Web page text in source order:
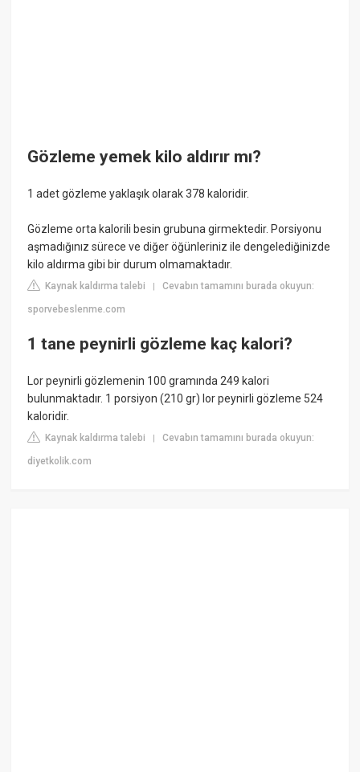
Gözleme yemek kilo aldırır mı?
1 adet gözleme yaklaşık olarak 378 kaloridir.
Gözleme orta kalorili besin grubuna girmektedir. Porsiyonu
aşmadığınız sürece ve diğer öğünleriniz ile dengelediğinizde
kilo aldırma gibi bir durum olmamaktadır.
Kaynak kaldırma talebi |Cevabın tamamını burada okuyun:
sporvebeslenme.com
1 tane peynirli gözleme kaç kalori?
Lor peynirli gözlemenin 100 gramında 249 kalori
bulunmaktadır. 1 porsiyon (210 gr) lor peynirli gözleme 524
kaloridir.
Kaynak kaldırma talebi |Cevabın tamamını burada okuyun:
diyetkolik.com